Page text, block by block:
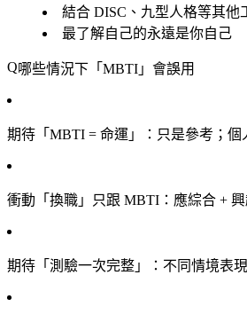
結合 DISC、九型人格等其他
最了解自己的永遠是你自己
哪些情況下「MBTI」會誤用
期待「MBTI = 命運」 ：只是參考；
衝動「換職」只跟 MBTI ：應綜合 +
期待「測驗一次完整」 ：不同情境表